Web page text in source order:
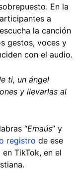
En la
a
la canción
gestos, voces y
con el audio.
ti, un ángel
y llevarlas al
“Emaús” y
registro de ese
TikTok, en el